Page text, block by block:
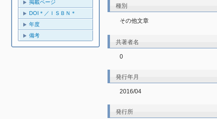
掲載ページ
DOI＊／ＩＳＢＮ＊
年度
備考
種別
その他文章
共著者名
0
発行年月
2016/04
発行所